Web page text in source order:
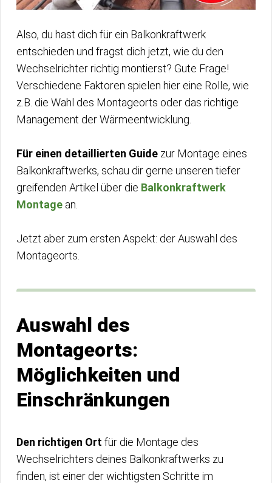
Also, du hast dich für ein Balkonkraftwerk
entschieden und fragst dich jetzt, wie du den
Wechselrichter richtig montierst? Gute Frage!
Verschiedene Faktoren spielen hier eine Rolle, wie
z.B. die Wahl des Montageorts oder das richtige
Management der Wärmeentwicklung.
Für einen detaillierten Guide zur Montage eines
Balkonkraftwerks, schau dir gerne unseren tiefer
greifenden Artikel über die Balkonkraftwerk
Montage an.
Jetzt aber zum ersten Aspekt: der Auswahl des
Montageorts.
Auswahl des
Montageorts:
Möglichkeiten und
Einschränkungen
Den richtigen Ort für die Montage des
Wechselrichters deines Balkonkraftwerks zu
finden, ist einer der wichtigsten Schritte im